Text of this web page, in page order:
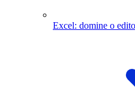
Excel: domine o